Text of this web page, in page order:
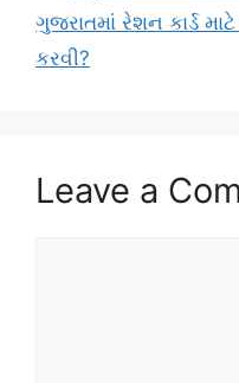
ગુજરાતમાં રેશન કાર્ડ
કરવી?
Leave a